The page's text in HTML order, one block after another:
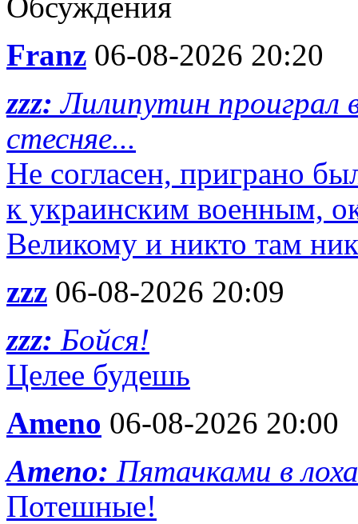
Обсуждения
Franz 06-08-2026 20:20
zzz:Лилипутин проиграл
стесняе...
Не согласен, приграно
к украинским военным,
Великому и никто там
zzz 06-08-2026 20:09
zzz: Бойся!
Целее будешь
Ameno 06-08-2026 20:00
Ameno: Пятачками в
Потешные!